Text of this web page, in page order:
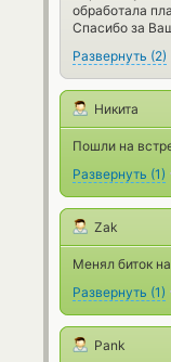
обработала
Спасибо за
Развернуть (2)
Никита
Пошли на
Развернуть (1)
Zak
Менял биток
Развернуть (1)
Pank